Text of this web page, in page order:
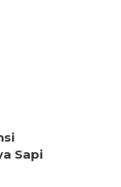
Sapi